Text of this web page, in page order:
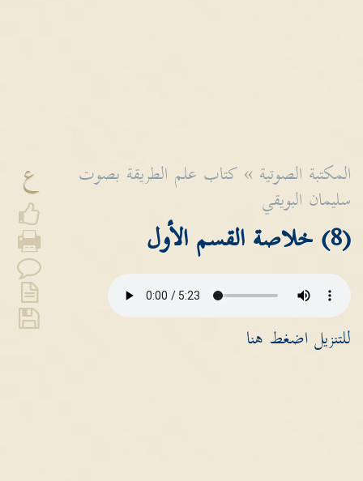
ع المكتبة الصوتية » كتاب علم الطريقة بصوت
سليمان البويقي
(8) خلاصة القسم الأول
للتنزيل اضغط هنا